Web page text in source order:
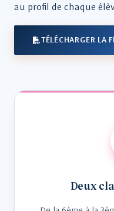
au profil de chaque
TÉLÉCHARGER LA
Deux